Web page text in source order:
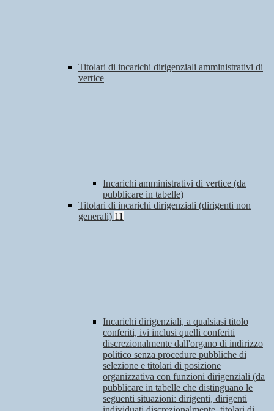
Titolari di incarichi dirigenziali amministrativi di
vertice
Incarichi amministrativi di vertice (da
pubblicare in tabelle)
Titolari di incarichi dirigenziali (dirigenti non
generali) 11
Incarichi dirigenziali, a qualsiasi titolo
conferiti, ivi inclusi quelli conferiti
discrezionalmente dall'organo di indirizzo
politico senza procedure pubbliche di
selezione e titolari di posizione
organizzativa con funzioni dirigenziali (da
pubblicare in tabelle che distinguano le
seguenti situazioni: dirigenti, dirigenti